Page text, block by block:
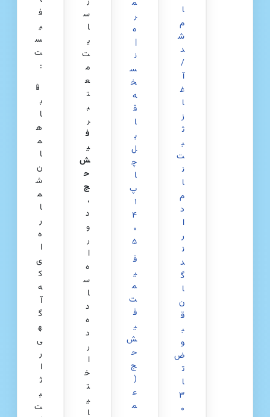
ا
م
ش
د
/
آ
غ
ا
ز
ث
ب
ت‌
ن
ا
م
د
ا
ر
ن
د
گ
ا
ن
ق
ب
و
ض
ت
ا
۳
۰
م
ر
ه
|
ن
س
خ
ه
ق
ا
ب
ل
چ
ا
پ
۱
۴
۰
۵
ق
ی
م
ت
ف
ی
ش
ح
ج
(
ع
م
س
ا
ی
ت
م
ع
ت
ب
ر
ف
ی
ش‌
ح
ج
،
د
و
ر
ا
ه
س
ا
د
ه
د
ر
ا
خ
ت
ی
ا
ف
ی
س
ت
:
📱
ب
ا
ه
م
ا
ن
ش
م
ا
ر
ه‌
ا
ی
ک
ه
آ
گ
ه
ی
ر
ا
ث
ب
ت